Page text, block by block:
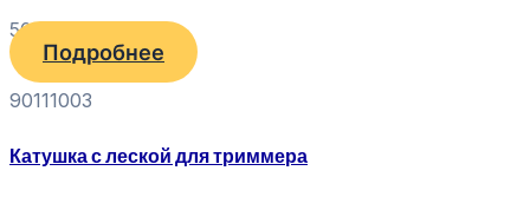
500₽
Подробнее
90111003
Катушка с леской для триммера